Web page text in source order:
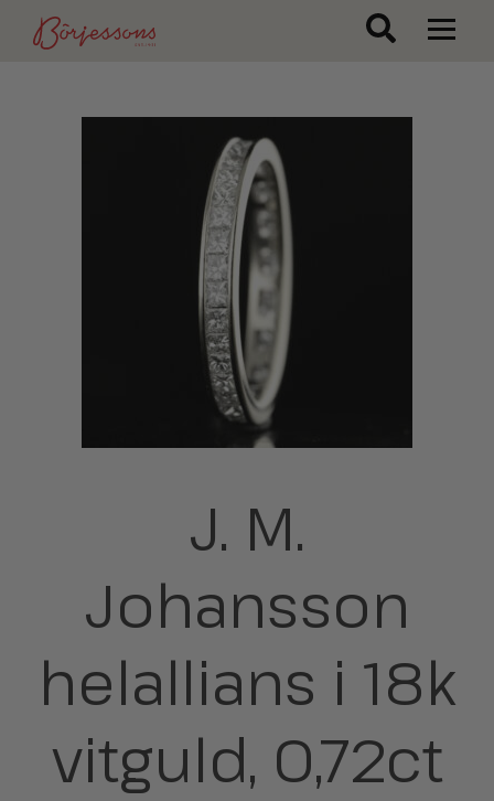
J. M.
Johansson
helallians i 18k
vitguld, 0,72ct